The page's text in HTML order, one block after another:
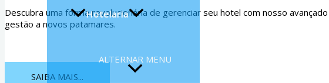
Hotelaria
ALTERNAR MENU
Descubra uma forma revolucionária de gerenciar seu hotel com nosso
gestão a novos patamares.
SAIBA MAIS...